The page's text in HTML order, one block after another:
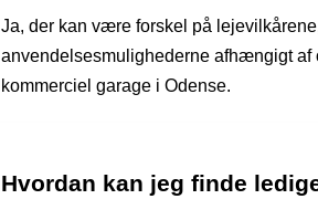
Ja, der kan være forskel på
anvendelsesmulighederne afhængigt af
kommerciel garage i Odense.
Hvordan kan jeg finde